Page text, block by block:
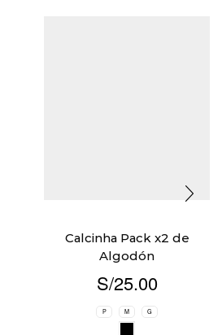
Calcinha Pack x2 de
Algodón
S/25.00
P M G